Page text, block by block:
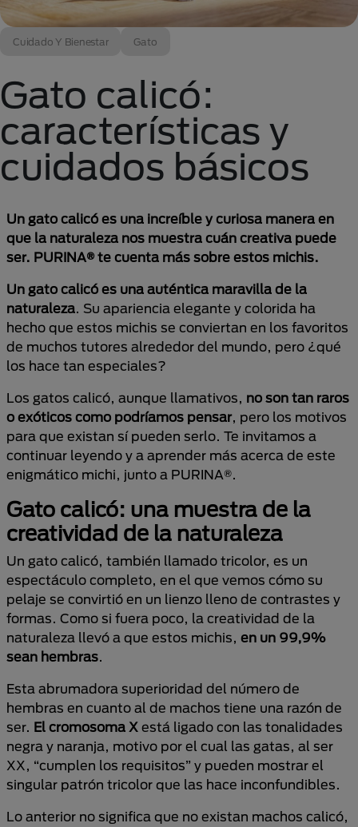
Cuidado Y Bienestar Gato
Gato calicó:
características y
cuidados básicos
Un gato calicó es una increíble y curiosa manera en
que la naturaleza nos muestra cuán creativa puede
ser. PURINA® te cuenta más sobre estos michis.
Un gato calicó es una auténtica maravilla de la
naturaleza. Su apariencia elegante y colorida ha
hecho que estos michis se conviertan en los favoritos
de muchos tutores alrededor del mundo, pero ¿qué
los hace tan especiales?
Los gatos calicó, aunque llamativos, no son tan raros
o exóticos como podríamos pensar, pero los motivos
para que existan sí pueden serlo. Te invitamos a
continuar leyendo y a aprender más acerca de este
enigmático michi, junto a PURINA®.
Gato calicó: una muestra de la
creatividad de la naturaleza
Un gato calicó, también llamado tricolor, es un
espectáculo completo, en el que vemos cómo su
pelaje se convirtió en un lienzo lleno de contrastes y
formas. Como si fuera poco, la creatividad de la
naturaleza llevó a que estos michis, en un 99,9%
sean hembras.
Esta abrumadora superioridad del número de
hembras en cuanto al de machos tiene una razón de
ser. El cromosoma X está ligado con las tonalidades
negra y naranja, motivo por el cual las gatas, al ser
XX, “cumplen los requisitos” y pueden mostrar el
singular patrón tricolor que las hace inconfundibles.
Lo anterior no significa que no existan machos calicó,